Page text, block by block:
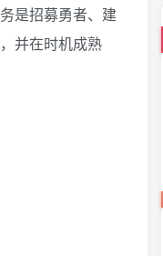
是招募勇者、建
并在时机成熟